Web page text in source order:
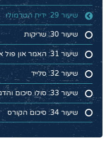
שיעור 29: ידית הטרמולו
שיעור 30: שריקות
שיעור 31: האמר און פול אוף דאבל סטופס
שיעור 32: סלייד
שיעור 33: סולו סיכום והדגמה של כל מה שלמדנו
שיעור 34: סיכום הקורס